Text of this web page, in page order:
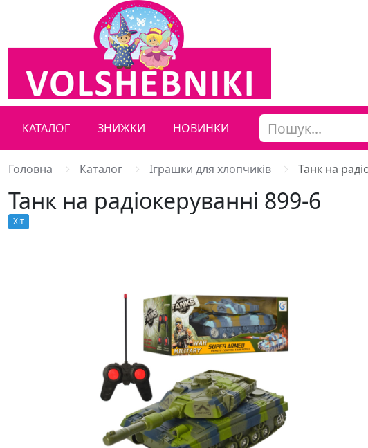
КАТАЛОГ ЗНИЖКИ НОВИНКИ
Головна Каталог Іграшки для хлопчиків Танк на
Танк на радіокеруванні 899-6
Хiт